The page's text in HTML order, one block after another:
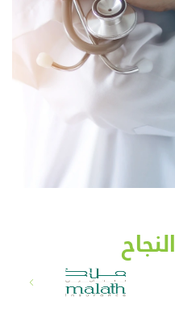
النجاح